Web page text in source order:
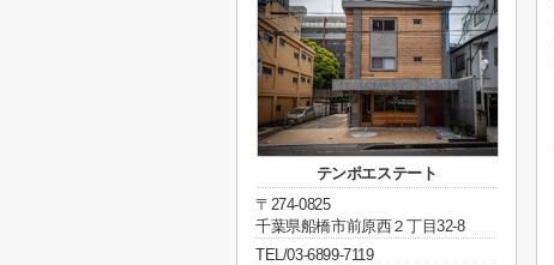
テンポエステート
〒274-0825
千葉県船橋市前原西２丁目32-8
TEL/03-6899-7119